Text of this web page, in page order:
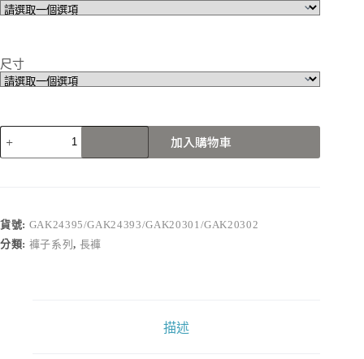
尺寸
GAK24395/GAK24393/GAK20301/GAK20302
數
加入購物車
貨號: GAK24395/GAK24393/GAK20301/GAK20302
分類: 褲子系列, 長褲
描述